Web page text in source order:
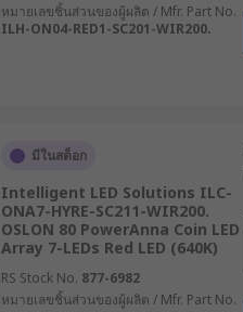
หมายเลขชิ้นส่วนของผู้ผลิต / Mfr. Part No.
ILH-ON04-RED1-SC201-WIR200.
มีในสต็อก
Intelligent LED Solutions ILC-
ONA7-HYRE-SC211-WIR200.
OSLON 80 PowerAnna Coin LED
Array 7-LEDs Red LED (640K)
RS Stock No. 877-6982
หมายเลขชิ้นส่วนของผู้ผลิต / Mfr. Part No.